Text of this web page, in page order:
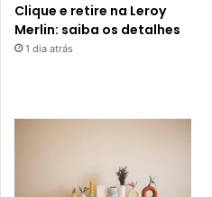
Clique e retire na Leroy
Merlin: saiba os detalhes
1 dia atrás